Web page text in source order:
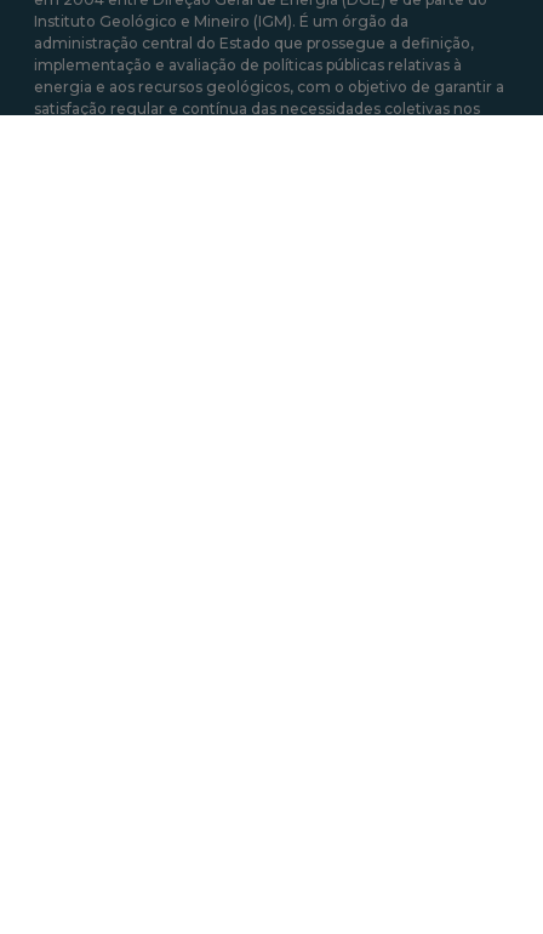
Instituto Geológico e Mineiro (IGM). É um órgão da
administração central do Estado que prossegue a definição,
implementação e avaliação de políticas públicas relativas à
energia e aos recursos geológicos, com o objetivo de garantir a
satisfação regular e contínua das necessidades coletivas nos